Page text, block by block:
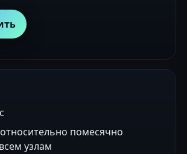
помесячно
узлам